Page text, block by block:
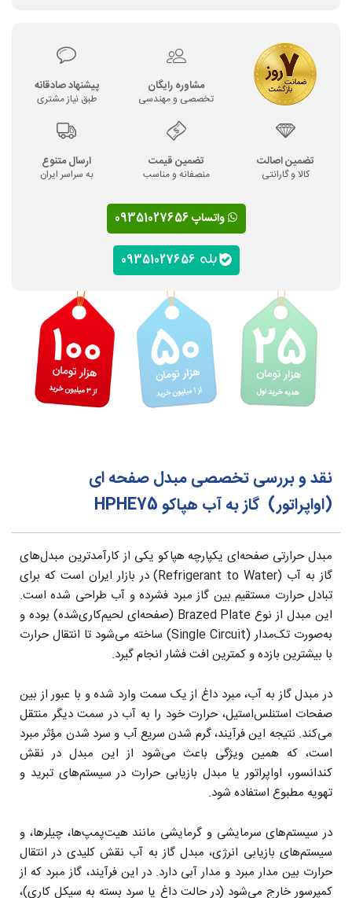
مشاوره رایگان
تخصصی و مهندسی
پیشنهاد صادقانه
طبق نیاز مشتری
تضمین اصالت
کالا و گارانتی
تضمین قیمت
منصفانه و مناسب
ارسال متنوع
به سراسر ایران
واتساپ 09351027656
نقد و بررسی تخصصی مبدل صفحه ای
(اواپراتور) گاز به آب هپاکو HPHE75
مبدل حرارتی صفحه‌ای یکپارچه هپاکو یکی از کارآمدترین مبدل‌های
گاز به آب (Refrigerant to Water) در بازار ایران است که برای
تبادل حرارت مستقیم بین گاز مبرد فشرده و آب طراحی شده است.
این مبدل از نوع Brazed Plate (صفحه‌ای لحیم‌کاری‌شده) بوده و
به‌صورت تک‌مدار (Single Circuit) ساخته می‌شود تا انتقال حرارت
با بیشترین بازده و کمترین افت فشار انجام گیرد.
در مبدل گاز به آب، مبرد داغ از یک سمت وارد شده و با عبور از بین
صفحات استنلس‌استیل، حرارت خود را به آب در سمت دیگر منتقل
می‌کند. نتیجه این فرآیند، گرم شدن سریع آب و سرد شدن مؤثر مبرد
است، که همین ویژگی باعث می‌شود از این مبدل در نقش
کندانسور، اواپراتور یا مبدل بازیابی حرارت در سیستم‌های تبرید و
تهویه مطبوع استفاده شود.
در سیستم‌های سرمایشی و گرمایشی مانند هیت‌پمپ‌ها، چیلرها، و
سیستم‌های بازیابی انرژی، مبدل گاز به آب نقش کلیدی در انتقال
حرارت بین مدار مبرد و مدار آبی دارد. در این فرآیند، گاز مبرد که از
کمپرسور خارج می‌شود (در حالت داغ یا سرد بسته به سیکل کاری)،